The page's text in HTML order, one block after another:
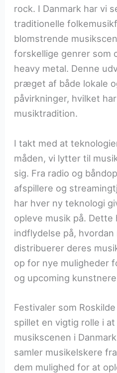
rock. I Danmark har vi
traditionelle
blomstrende
forskellige genrer som
heavy metal. Denne
præget af både lokale
påvirkninger, hvilket
musiktradition.
I takt med at
måden, vi lytter til
sig. Fra radio og
afspillere og
har hver ny teknologi
opleve musik på. Dette
indflydelse på,
distribuerer deres
op for nye muligheder
og upcoming
Festivaler som
spillet en vigtig rolle i
musikscenen i
samler musikelskere
dem mulighed for at